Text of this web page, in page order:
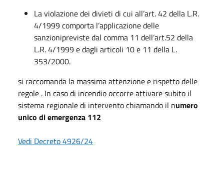
La violazione dei divieti di cui all’art. 42 della L.R.
4/1999 comporta l’applicazione delle
sanzionipreviste dal comma 11 dell’art.52 della
L.R. 4/1999 e dagli articoli 10 e 11 della L.
353/2000.
si raccomanda la massima attenzione e rispetto delle
regole . In caso di incendio occorre attivare subito il
sistema regionale di intervento chiamando il numero
unico di emergenza 112
Vedi Decreto 4926/24